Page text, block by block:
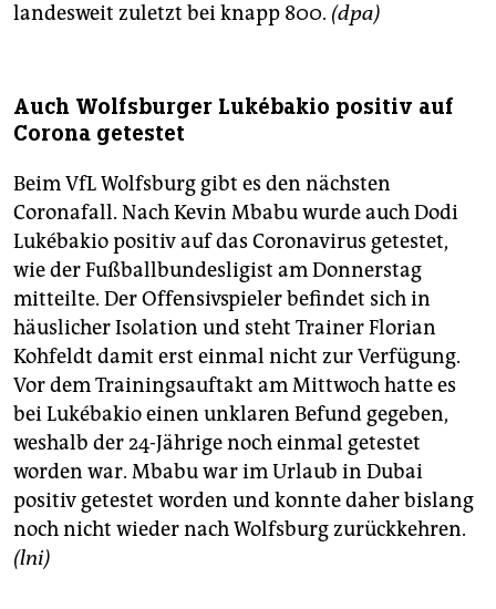
landesweit zuletzt bei knapp 800. (dpa)
Auch Wolfsburger Lukébakio positiv auf
Corona getestet
Beim VfL Wolfsburg gibt es den nächsten
Coronafall. Nach Kevin Mbabu wurde auch Dodi
Lukébakio positiv auf das Coronavirus getestet,
wie der Fußballbundesligist am Donnerstag
mitteilte. Der Offensivspieler befindet sich in
häuslicher Isolation und steht Trainer Florian
Kohfeldt damit erst einmal nicht zur Verfügung.
Vor dem Trainingsauftakt am Mittwoch hatte es
bei Lukébakio einen unklaren Befund gegeben,
weshalb der 24-Jährige noch einmal getestet
worden war. Mbabu war im Urlaub in Dubai
positiv getestet worden und konnte daher bislang
noch nicht wieder nach Wolfsburg zurückkehren.
(lni)